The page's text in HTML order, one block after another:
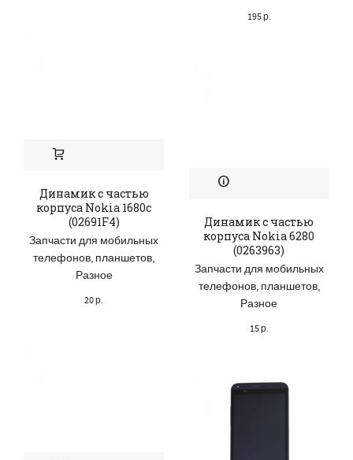
195р.
Динамик с частью
корпуса Nokia 1680c
(02691F4)
Запчасти для мобильных
телефонов, планшетов,
Разное
20р.
Динамик с частью
корпуса Nokia 6280
(0263963)
Запчасти для мобильных
телефонов, планшетов,
Разное
15р.